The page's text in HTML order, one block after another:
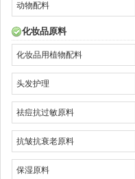
动物配料
化妆品原料
化妆品用植物配料
头发护理
祛痘抗过敏原料
抗皱抗衰老原料
保湿原料